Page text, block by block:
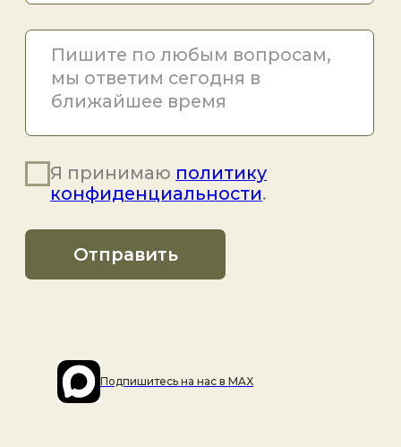
Подпишитесь на наc в MAX